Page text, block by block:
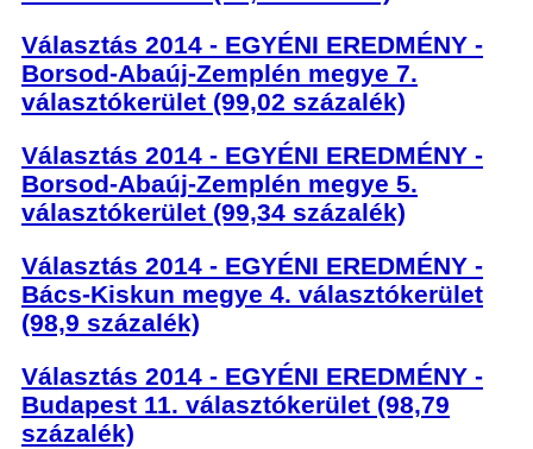
Választás 2014 - EGYÉNI EREDMÉNY -
Borsod-Abaúj-Zemplén megye 7.
választókerület (99,02 százalék)
Választás 2014 - EGYÉNI EREDMÉNY -
Borsod-Abaúj-Zemplén megye 5.
választókerület (99,34 százalék)
Választás 2014 - EGYÉNI EREDMÉNY -
Bács-Kiskun megye 4. választókerület
(98,9 százalék)
Választás 2014 - EGYÉNI EREDMÉNY -
Budapest 11. választókerület (98,79
százalék)